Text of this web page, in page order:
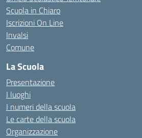
Scuola in Chiaro
Iscrizioni On Line
Invalsi
Comune
La Scuola
Presentazione
I luoghi
I numeri della scuola
Le carte della scuola
Organizzazione